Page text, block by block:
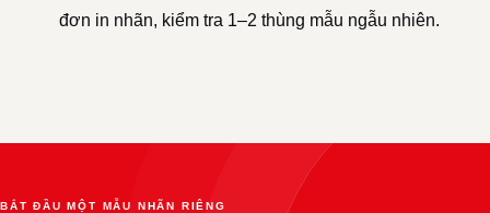
đơn in nhãn, kiểm tra 1–2 thùng mẫu ngẫu nhiên.
BẮT ĐẦU MỘT MẪU NHÃN RIÊNG